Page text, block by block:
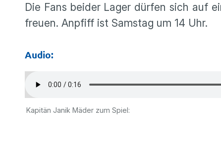
Die Fans beider Lager dürfen sich auf
freuen. Anpfiff ist Samstag um 14 Uhr.
Audio:
Kapitän Janik Mäder zum Spiel: